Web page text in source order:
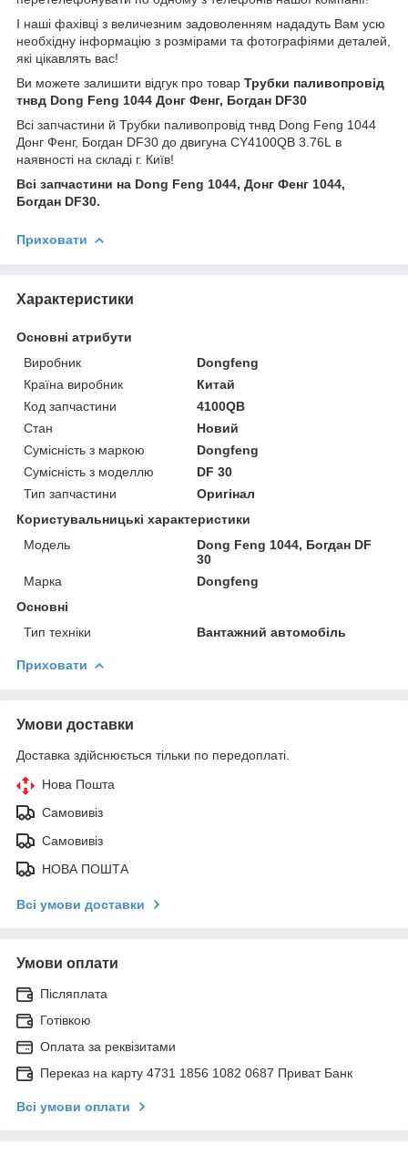
І наші фахівці з величезним задоволенням нададуть Вам усю
необхідну інформацію з розмірами та фотографіями деталей,
які цікавлять вас!
Ви можете залишити відгук про товар Трубки паливопровід
тнвд Dong Feng 1044 Донг Фенг, Богдан DF30
Всі запчастини й Трубки паливопровід тнвд Dong Feng 1044
Донг Фенг, Богдан DF30 до двигуна CY4100QB 3.76L в
наявності на складі г. Київ!
Всі запчастини на Dong Feng 1044, Донг Фенг 1044,
Богдан DF30.
Приховати
Характеристики
Основні атрибути
Виробник
Dongfeng
Країна виробник
Китай
Код запчастини
4100QB
Стан
Новий
Сумісність з маркою
Dongfeng
Сумісність з моделлю
DF 30
Тип запчастини
Оригінал
Користувальницькі характеристики
Модель
Dong Feng 1044, Богдан DF
30
Марка
Dongfeng
Основні
Тип техніки
Вантажний автомобіль
Приховати
Умови доставки
Доставка здійснюється тільки по передоплаті.
Нова Пошта
Самовивіз
Самовивіз
НОВА ПОШТА
Всі умови доставки
Умови оплати
Післяплата
Готівкою
Оплата за реквізитами
Переказ на карту 4731 1856 1082 0687 Приват Банк
Всі умови оплати